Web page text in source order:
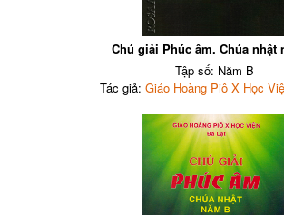
Chú giải Phúc âm. Chúa nhật
Tập số: Năm B
Tác giả: Giáo Hoàng Piô X Học